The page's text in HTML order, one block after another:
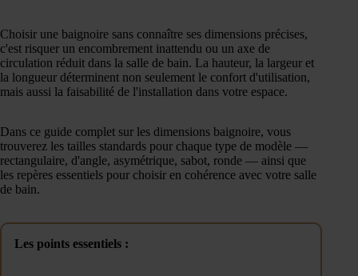
Choisir une baignoire sans connaître ses dimensions précises,
c'est risquer un encombrement inattendu ou un axe de
circulation réduit dans la salle de bain. La hauteur, la largeur et
la longueur déterminent non seulement le confort d'utilisation,
mais aussi la faisabilité de l'installation dans votre espace.
Dans ce guide complet sur les dimensions baignoire, vous
trouverez les tailles standards pour chaque type de modèle —
rectangulaire, d'angle, asymétrique, sabot, ronde — ainsi que
les repères essentiels pour choisir en cohérence avec votre salle
de bain.
Les points essentiels :